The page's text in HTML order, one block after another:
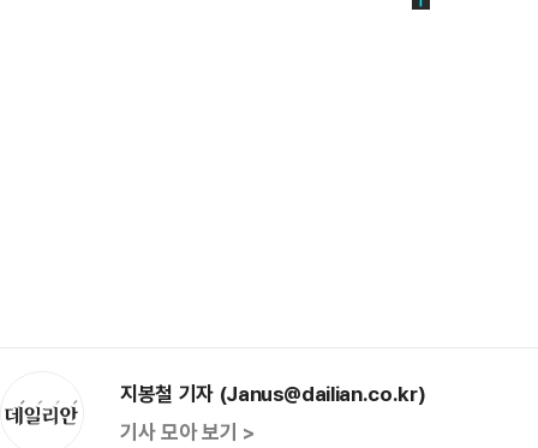
지봉철 기자 (Janus@dailian.co.kr)
기사 모아 보기 >